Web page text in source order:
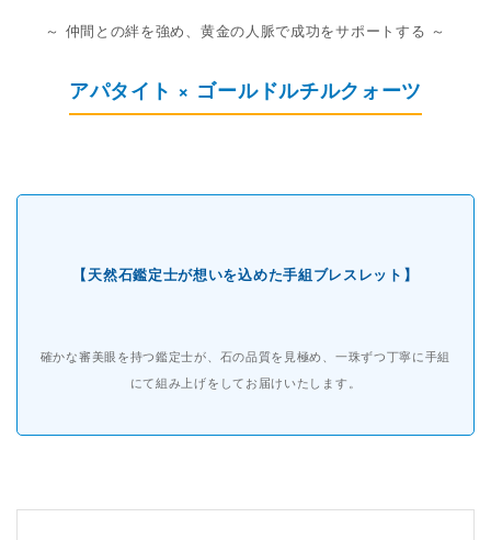
～ 仲間との絆を強め、黄金の人脈で成功をサポートする ～
アパタイト × ゴールドルチルクォーツ
【天然石鑑定士が想いを込めた手組ブレスレット】
確かな審美眼を持つ鑑定士が、石の品質を見極め、一珠ずつ丁寧に手組
にて組み上げをしてお届けいたします。